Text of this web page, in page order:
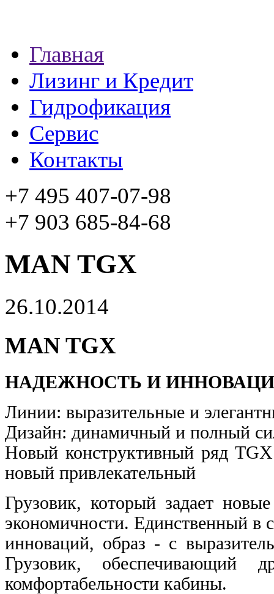
Главная
Лизинг и Кредит
Гидрофикация
Сервис
Контакты
+7 495 407-07-98
+7 903 685-84-68
MAN TGX
26.10.2014
MAN TGX
НАДЕЖНОСТЬ И
Линии: выразительные и
Дизайн: динамичный и полный
Новый конструктивный ряд
новый привлекательный
Грузовик, который задает
экономичности. Единственный в
инноваций, образ - с
Грузовик, обеспечивающий
комфортабельности кабины.